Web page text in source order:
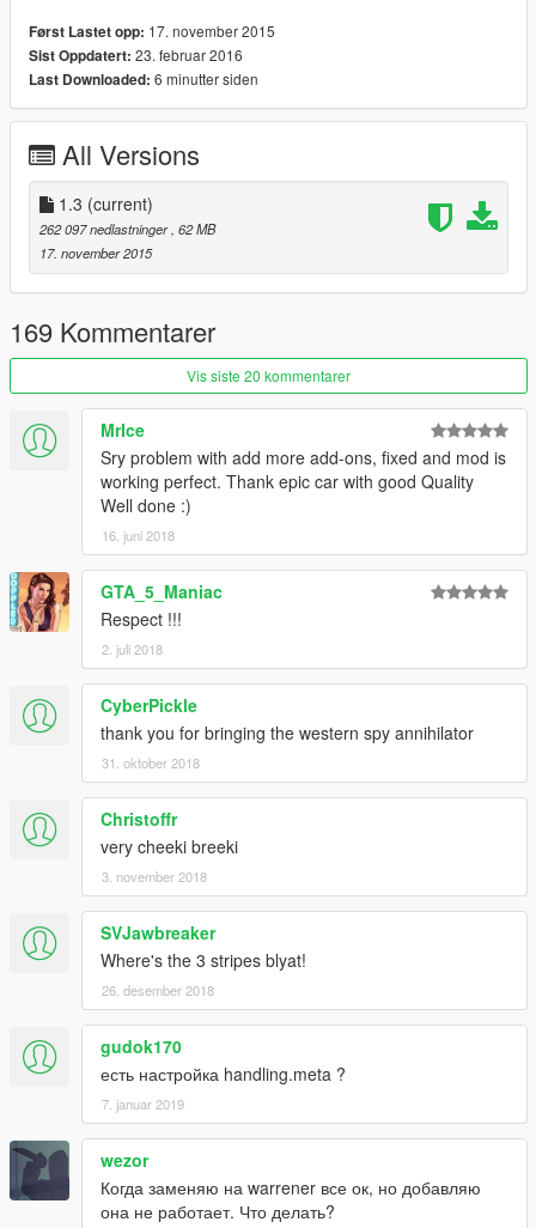
Changes in version 1.2: / Изменения в версии 1.2:
Fixed the missing of tuning in the Add-on version /
thanks todarewnoo)
Fixed incorrect display of broken glass / Исправлено
некорректное отображение разбитых стекл
Minor fixes / Мелкие исправления.
Changes in version 1.3: / Изменения в версии 1.3:
Added Low-poly Lods( for optimization purposes) /
Добавлены Low-poly лоды( в целях оптимизации);
Først Lastet opp: 17. november 2015
Sist Oppdatert: 23. februar 2016
Last Downloaded: 6 minutter siden
All Versions
1.3 (current)
262 097 nedlastninger , 62 MB
17. november 2015
169 Kommentarer
Vis siste 20 kommentarer
MrIce
Sry problem with add more add-ons, fixed and mod is
working perfect. Thank epic car with good Quality
Well done :)
16. juni 2018
GTA_5_Maniac
Respect !!!
2. juli 2018
CyberPickle
thank you for bringing the western spy annihilator
31. oktober 2018
Christoffr
very cheeki breeki
3. november 2018
SVJawbreaker
Where's the 3 stripes blyat!
26. desember 2018
gudok170
есть настройка handling.meta ?
7. januar 2019
wezor
Когда заменяю на warrener все ок, но добавляю
она не работает. Что делать?